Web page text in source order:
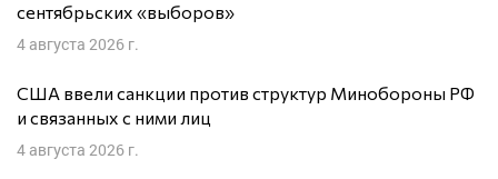
сентябрьских «выборов»
4 августа 2026 г.
США ввели санкции против структур Минобороны РФ
и связанных с ними лиц
4 августа 2026 г.